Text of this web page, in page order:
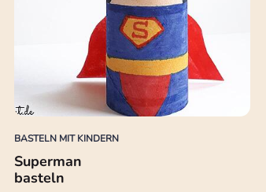
BASTELN MIT KINDERN
Superman
basteln